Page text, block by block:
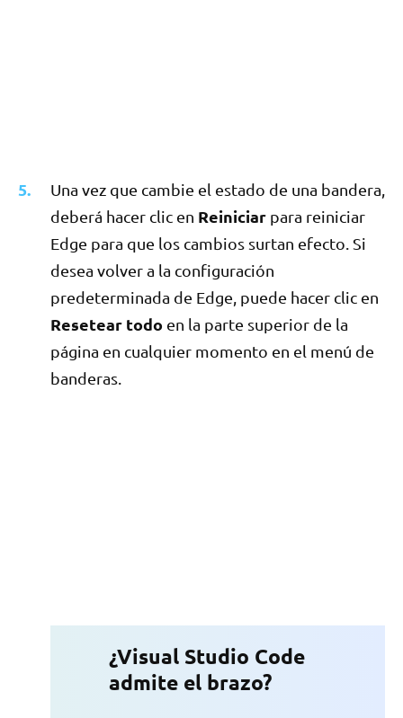
Una vez que cambie el estado de una bandera,
deberá hacer clic en Reiniciar para reiniciar
Edge para que los cambios surtan efecto. Si
desea volver a la configuración
predeterminada de Edge, puede hacer clic en
Resetear todo en la parte superior de la
página en cualquier momento en el menú de
banderas.
¿Visual Studio Code
admite el brazo?